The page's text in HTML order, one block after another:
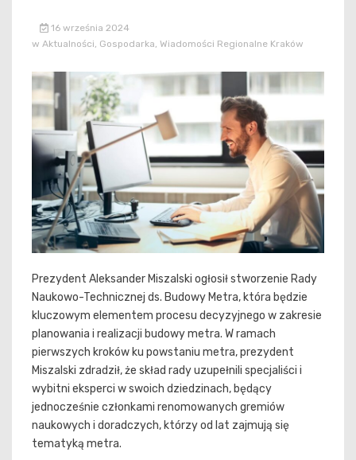
16 września 2024
w Aktualności, Gospodarka, Wiadomości Regionalne Kraków
Prezydent Aleksander Miszalski ogłosił stworzenie Rady
Naukowo-Technicznej ds. Budowy Metra, która będzie
kluczowym elementem procesu decyzyjnego w zakresie
planowania i realizacji budowy metra. W ramach
pierwszych kroków ku powstaniu metra, prezydent
Miszalski zdradził, że skład rady uzupełnili specjaliści i
wybitni eksperci w swoich dziedzinach, będący
jednocześnie członkami renomowanych gremiów
naukowych i doradczych, którzy od lat zajmują się
tematyką metra.